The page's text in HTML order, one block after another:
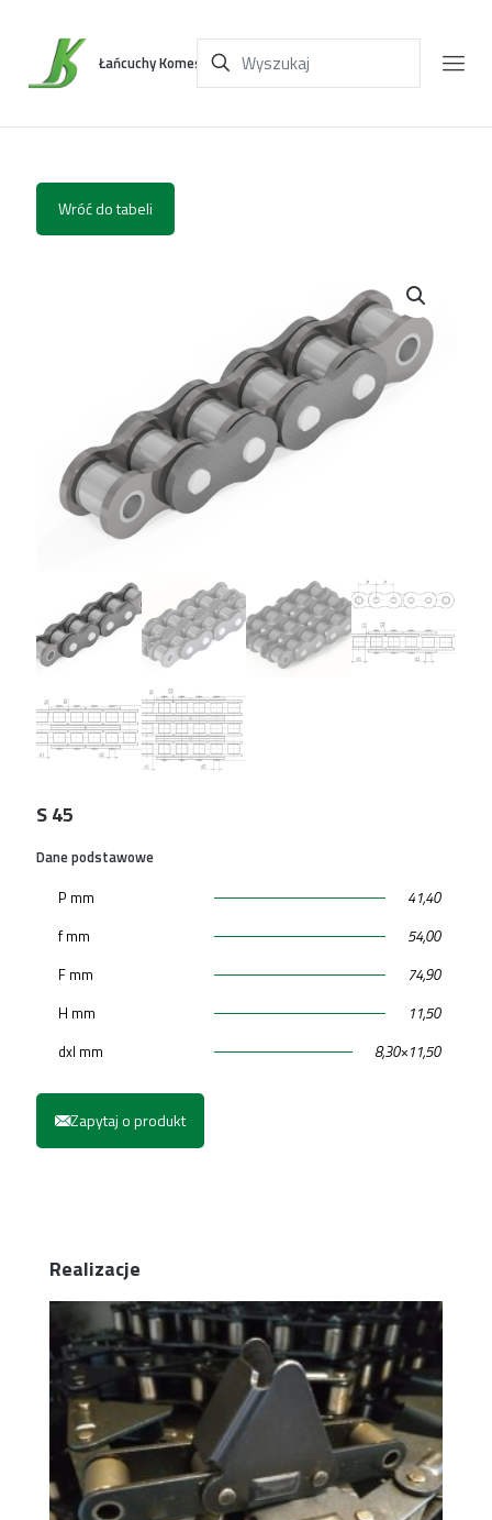
Łańcuchy Komes
Wróć do tabeli
S 45
Dane podstawowe
P mm
41,40
f mm
54,00
F mm
74,90
H mm
11,50
dxl mm
8,30×11,50
Zapytaj o produkt
Realizacje